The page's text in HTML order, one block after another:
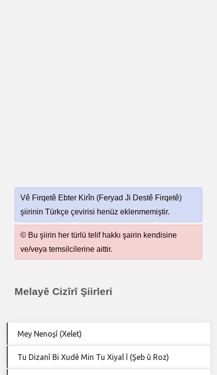
Vê Firqetê Ebter Kirîn (Feryad Ji Destê Firqetê)
şiirinin Türkçe çevirisi henüz eklenmemiştir.
© Bu şiirin her türlü telif hakkı şairin kendisine
ve/veya temsilcilerine aittir.
Melayê Cizîrî Şiirleri
Mey Nenoşî (Xelet)
Tu Dizanî Bi Xudê Min Tu Xiyal î (Şeb û Roz)